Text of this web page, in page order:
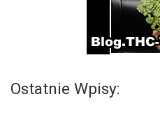
Ostatnie Wpisy: